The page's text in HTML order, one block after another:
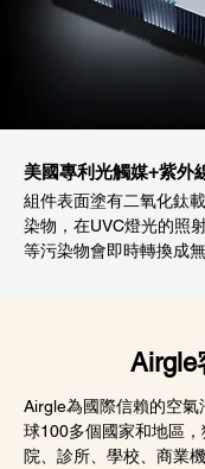
美國專利光觸媒+紫外
組件表面塗有二氧化鈦
染物，在UVC燈光的照
等污染物會即時轉換成無
Airgle
Airgle為國際信賴的空
球100多個國家和地區
院、診所、學校、商業